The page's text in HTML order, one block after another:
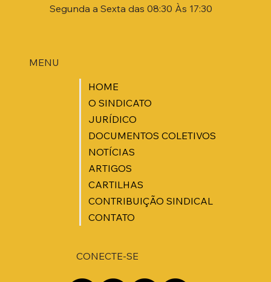
MENU
HOME
O SINDICATO
JURÍDICO
DOCUMENTOS COLETIVOS
NOTÍCIAS
ARTIGOS
CARTILHAS
CONTRIBUIÇÃO SINDICAL
CONTATO
Segunda a Sexta das 08:30 Às 17:30
CONECTE-SE